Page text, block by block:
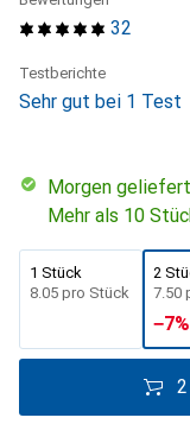
32
Testberichte
Sehr gut bei 1 Test
morgen geliefert
Mehr als 10
1 Stück
CHF
8.05 pro Stück
2
CHF
7.50
−7%